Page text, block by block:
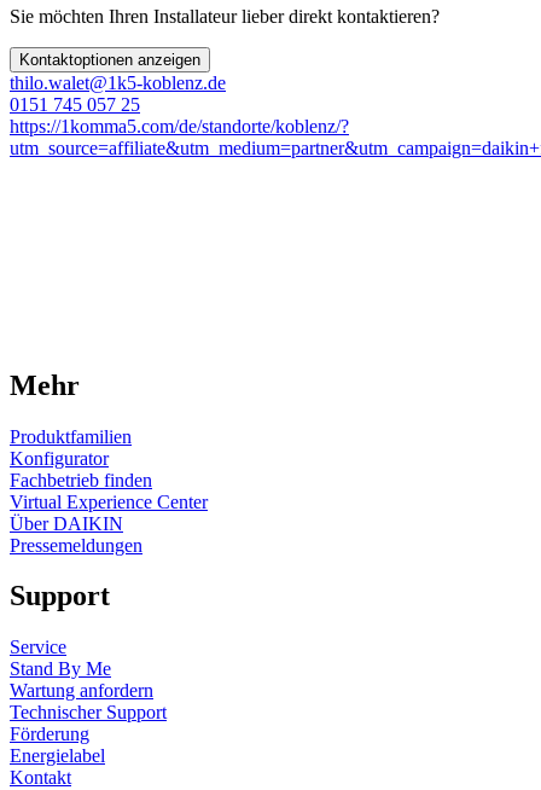
Sie möchten Ihren Installateur lieber direkt kontaktieren?
Kontaktoptionen anzeigen
thilo.walet@1k5-koblenz.de
0151 745 057 25
https://1komma5.com/de/standorte/koblenz/?
Mehr
Produktfamilien
Konfigurator
Fachbetrieb finden
Virtual Experience Center
Über DAIKIN
Pressemeldungen
Support
Service
Stand By Me
Wartung anfordern
Technischer Support
Förderung
Energielabel
Kontakt